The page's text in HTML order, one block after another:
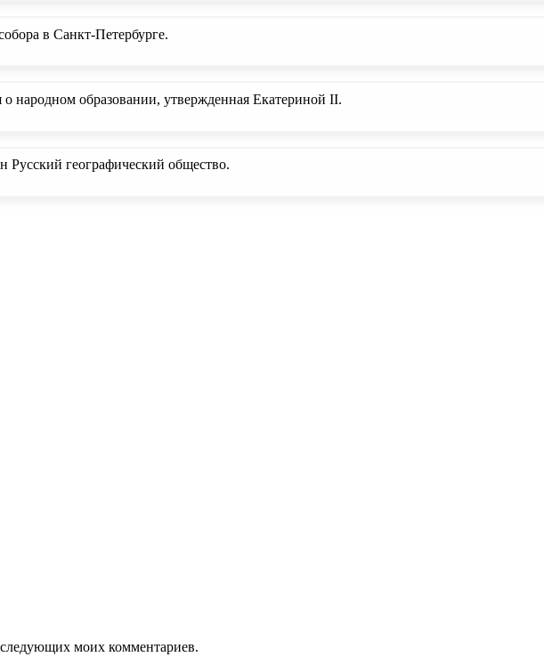
в Санкт-Петербурге.
народном образовании, утвержденная Екатериной II.
Русский географический общество.
моих комментариев.